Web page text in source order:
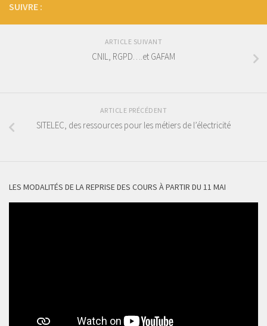
SUIVRE :
ARTICLE SUIVANT
CNIL, RGPD….et GAFAM
ARTICLE PRÉCÉDENT
SITELEC, des ressources pour les métiers de l’électricité
LES MODALITÉS DE LA REPRISE DES COURS À PARTIR DU 11 MAI